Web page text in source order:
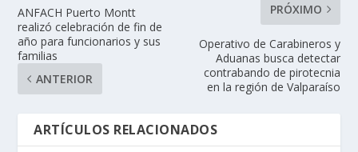
ANFACH Puerto Montt
realizó celebración de fin de
año para funcionarios y sus
familias
ANTERIOR
PRÓXIMO
Operativo de Carabineros y
Aduanas busca detectar
contrabando de pirotecnia
en la región de Valparaíso
ARTÍCULOS RELACIONADOS